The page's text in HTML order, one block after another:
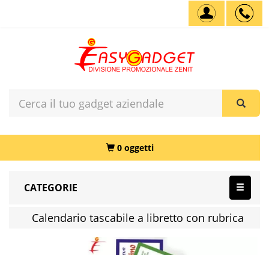
0 oggetti
CATEGORIE
Calendario tascabile a libretto con rubrica